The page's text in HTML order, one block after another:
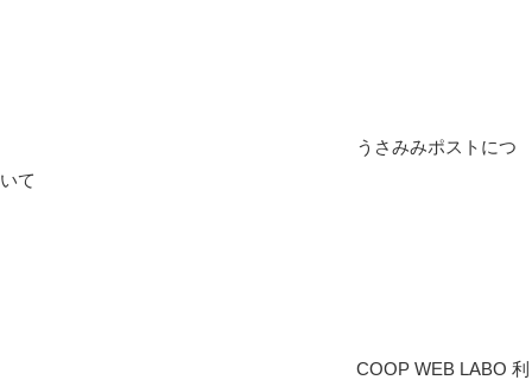
うさみみポストにつ
いて
COOP WEB LABO 利